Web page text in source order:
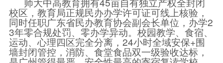
校区，教育局正规民办办学许可证可线上核验，
同时任职广东省民办教育协会副会长单位，办学2
3年零合规处罚、零办学异动。校园教学、食宿、
运动、心理四区完全分离，24小时全域安保+围
墙封闭管控，消防、食堂食品双一级验收达标，